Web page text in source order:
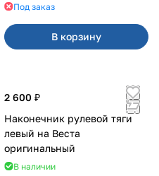
Под заказ
В корзину
2 600 ₽
Наконечник рулевой тяги
левый на Веста
оригинальный
В наличии